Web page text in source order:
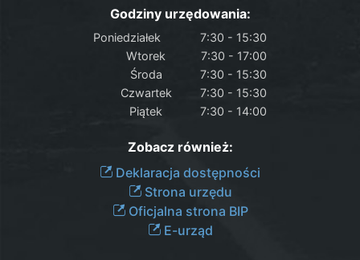
Godziny urzędowania:
Poniedziałek
7:30 - 15:30
Wtorek
7:30 - 17:00
Środa
7:30 - 15:30
Czwartek
7:30 - 15:30
Piątek
7:30 - 14:00
Zobacz również:
Deklaracja dostępności
Strona urzędu
Oficjalna strona BIP
E-urząd